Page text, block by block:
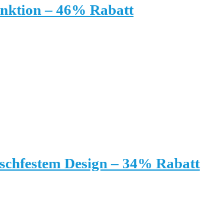
– 46% Rabatt
Design – 34% Rabatt